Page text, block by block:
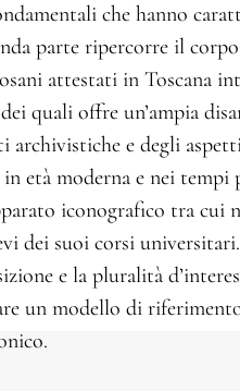
che hanno
parte ripercorre il
attestati in Toscana
quali offre un’ampia
archivistiche e degli
in età moderna e nei
iconografico tra cui
dei suoi corsi universitari.
e la pluralità
un modello di